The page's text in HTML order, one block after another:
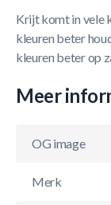
Krijt komt in vele
kleuren beter
kleuren beter op
Meer
OG image
Merk